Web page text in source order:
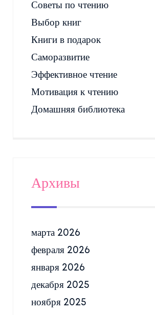
Советы по чтению
Выбор книг
Книги в подарок
Саморазвитие
Эффективное чтение
Мотивация к чтению
Домашняя библиотека
Архивы
марта 2026
февраля 2026
января 2026
декабря 2025
ноября 2025